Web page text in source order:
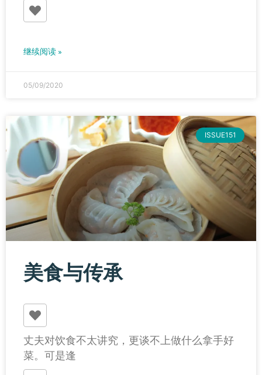
继续阅读 »
05/09/2020
ISSUE151
美食与传承
丈夫对饮食不太讲究，更谈不上做什么拿手好
菜。可是逢